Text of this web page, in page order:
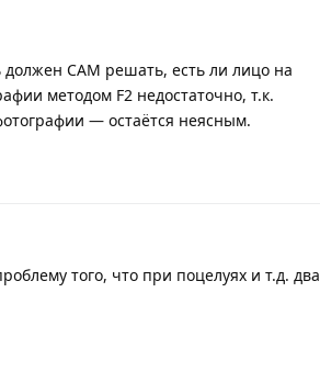
должен САМ решать, есть ли лицо на
методом F2 недостаточно, т.к.
— остаётся неясным.
того, что при поцелуях и т.д. два